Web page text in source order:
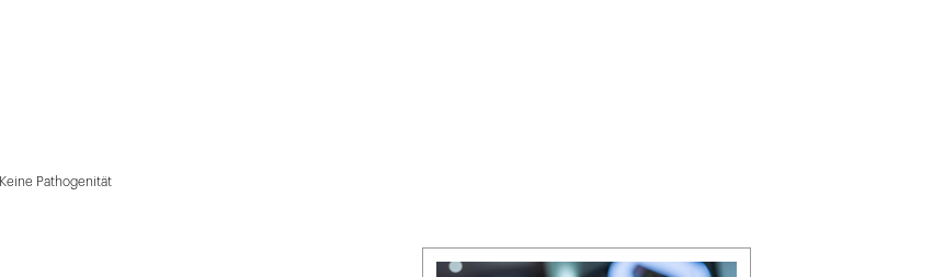
Keine Pathogenität